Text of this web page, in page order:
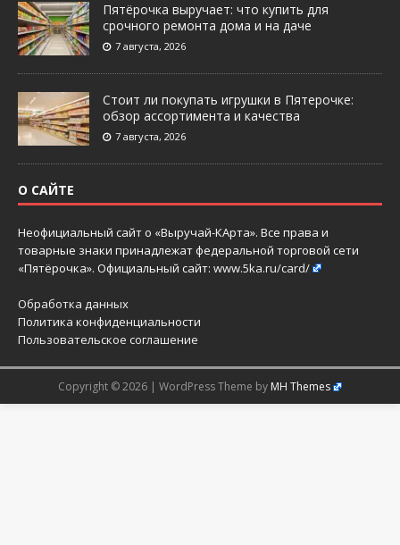
Пятёрочка выручает: что купить для
срочного ремонта дома и на даче
7 августа, 2026
Стоит ли покупать игрушки в Пятерочке:
обзор ассортимента и качества
7 августа, 2026
О САЙТЕ
Неофициальный сайт о «Выручай-КАрта». Все права и
товарные знаки принадлежат федеральной торговой сети
«Пятёрочка». Официальный сайт: www.5ka.ru/card/
Обработка данных
Политика конфиденциальности
Пользовательское соглашение
Copyright © 2026 | WordPress Theme by MH Themes